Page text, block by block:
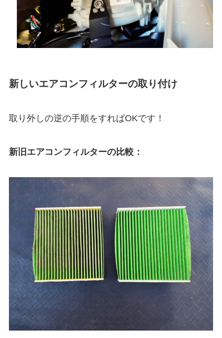
新しいエアコンフィルターの取り付け
取り外しの逆の手順をすればOKです！
新旧エアコンフィルターの比較：